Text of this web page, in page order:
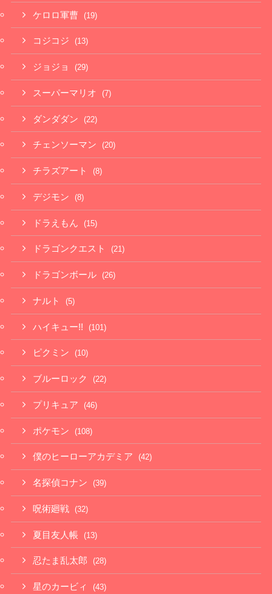
ケロロ軍曹 (19)
コジコジ (13)
ジョジョ (29)
スーパーマリオ (7)
ダンダダン (22)
チェンソーマン (20)
チラズアート (8)
デジモン (8)
ドラえもん (15)
ドラゴンクエスト (21)
ドラゴンボール (26)
ナルト (5)
ハイキュー!! (101)
ピクミン (10)
ブルーロック (22)
プリキュア (46)
ポケモン (108)
僕のヒーローアカデミア (42)
名探偵コナン (39)
呪術廻戦 (32)
夏目友人帳 (13)
忍たま乱太郎 (28)
星のカービィ (43)